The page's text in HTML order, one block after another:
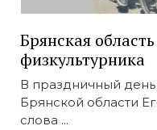
Брянская
физкультурника
В праздничный
Брянской области
слова ...